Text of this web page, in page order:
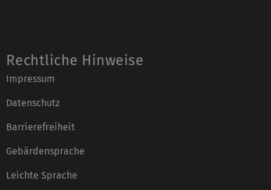
Rechtliche Hinweise
Impressum
Datenschutz
Barrierefreiheit
Gebärdensprache
Leichte Sprache